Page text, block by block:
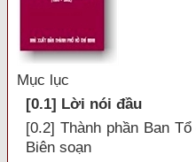
Mục lục
[0.1] Lời nói đầu
[0.2] Thành phần Ban
Biên soạn